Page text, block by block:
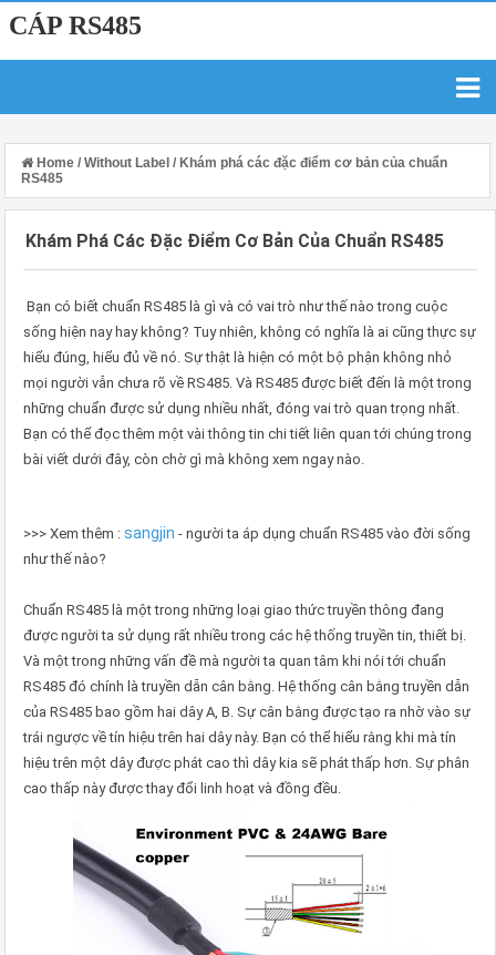
CÁP RS485
Home / Without Label / Khám phá các đặc điểm cơ bản của chuẩn
RS485
Khám Phá Các Đặc Điểm Cơ Bản Của Chuẩn RS485
Bạn có biết chuẩn RS485 là gì và có vai trò như thế nào trong cuộc
sống hiện nay hay không? Tuy nhiên, không có nghĩa là ai cũng thực sự
hiểu đúng, hiểu đủ về nó. Sự thật là hiện có một bộ phận không nhỏ
mọi người vẫn chưa rõ về RS485. Và RS485 được biết đến là một trong
những chuẩn được sử dụng nhiều nhất, đóng vai trò quan trọng nhất.
Bạn có thể đọc thêm một vài thông tin chi tiết liên quan tới chúng trong
bài viết dưới đây, còn chờ gì mà không xem ngay nào.
>>> Xem thêm : sangjin - người ta áp dụng chuẩn RS485 vào đời sống
như thế nào?
Chuẩn RS485 là một trong những loại giao thức truyền thông đang
được người ta sử dụng rất nhiều trong các hệ thống truyền tin, thiết bị.
Và một trong những vấn đề mà người ta quan tâm khi nói tới chuẩn
RS485 đó chính là truyền dẫn cân bằng. Hệ thống cân bằng truyền dẫn
của RS485 bao gồm hai dây A, B. Sự cân bằng được tạo ra nhờ vào sự
trái ngược về tín hiệu trên hai dây này. Bạn có thể hiểu rằng khi mà tín
hiệu trên một dây được phát cao thì dây kia sẽ phát thấp hơn. Sự phân
cao thấp này được thay đổi linh hoạt và đồng đều.